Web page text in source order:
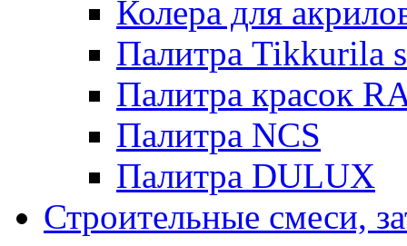
Колера для
Палитра Tikkurila
Палитра красок
Палитра NCS
Палитра DULUX
Строительные смеси,